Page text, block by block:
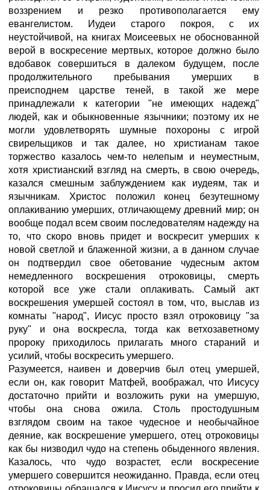
воззрением и резко противополагается ему
евангелистом. Иудеи старого покроя, с их
неустойчивой, на книгах Моисеевых не обоснованной
верой в воскресение мертвых, которое должно было
вдобавок совершиться в далеком будущем, после
продолжительного пребывания умерших в
преисподнем царстве теней, в такой же мере
принадлежали к категории "не имеющих надежд"
людей, как и обыкновенные язычники; поэтому их не
могли удовлетворять шумные похороны с игрой
свирельщиков и так далее, но христианам такое
торжество казалось чем-то нелепым и неуместным,
хотя христианский взгляд на смерть, в свою очередь,
казался смешным заблуждением как иудеям, так и
язычникам. Христос положил конец безутешному
оплакиванию умерших, отличающему древний мир; он
вообще подал всем своим последователям надежду на
то, что скоро вновь придет и воскресит умерших к
новой светлой и блаженной жизни, а в данном случае
он подтвердил свое обетование чудесным актом
немедленного воскрешения отроковицы, смерть
которой все уже стали оплакивать. Самый акт
воскрешения умершей состоял в том, что, выслав из
комнаты "народ", Иисус просто взял отроковицу "за
руку" и она воскресла, тогда как ветхозаветному
пророку приходилось прилагать много стараний и
усилий, чтобы воскресить умершего.
Разумеется, наивен и доверчив был отец умершей,
если он, как говорит Матфей, воображал, что Иисусу
достаточно прийти и возложить руки на умершую,
чтобы она снова ожила. Столь простодушным
взглядом своим на такое чудесное и необычайное
деяние, как воскрешение умершего, отец отроковицы
как бы низводил чудо на степень обыденного явления.
Казалось, что чудо возрастет, если воскресение
умершего совершится неожиданно. Правда, если отец